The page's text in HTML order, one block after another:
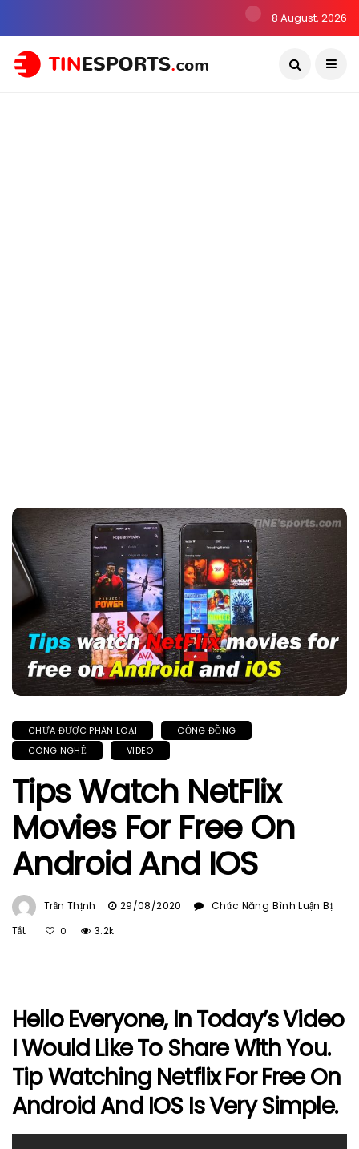
8 August, 2026
CHƯA ĐƯỢC PHÂN LOẠI
CỘNG ĐỒNG
CÔNG NGHỆ
VIDEO
Tips Watch NetFlix
Movies For Free On
Android And IOS
Trần Thịnh 29/08/2020
Chức Năng Bình Luận Bị
Tắt
For
On
Android
And
IOS
0 3.2k
Hello Everyone, In Today’s Video
I Would Like To Share With You.
Tip Watching Netflix For Free On
Android And IOS Is Very Simple.